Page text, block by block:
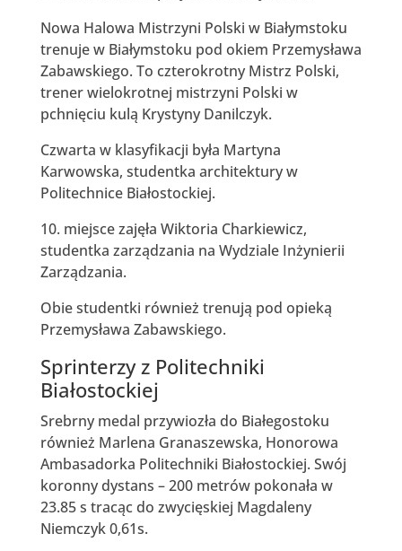
Nowa Halowa Mistrzyni Polski w Białymstoku
trenuje w Białymstoku pod okiem Przemysława
Zabawskiego. To czterokrotny Mistrz Polski,
trener wielokrotnej mistrzyni Polski w
pchnięciu kulą Krystyny Danilczyk.
Czwarta w klasyfikacji była Martyna
Karwowska, studentka architektury w
Politechnice Białostockiej.
10. miejsce zajęła Wiktoria Charkiewicz,
studentka zarządzania na Wydziale Inżynierii
Zarządzania.
Obie studentki również trenują pod opieką
Przemysława Zabawskiego.
Sprinterzy z Politechniki
Białostockiej
Srebrny medal przywiozła do Białegostoku
również Marlena Granaszewska, Honorowa
Ambasadorka Politechniki Białostockiej. Swój
koronny dystans – 200 metrów pokonała w
23.85 s tracąc do zwycięskiej Magdaleny
Niemczyk 0,61s.